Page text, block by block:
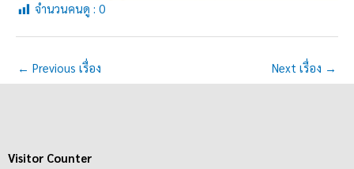
จำนวนคนดู : 0
← Previous เรื่อง Next เรื่อง →
Visitor Counter